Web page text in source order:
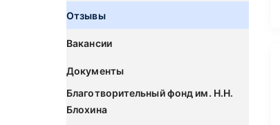
Отзывы
Вакансии
Документы
Благотворительный фонд им. Н.Н.
Блохина